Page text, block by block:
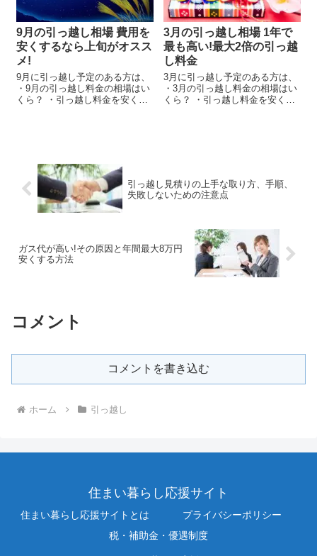
9月の引っ越し相場 費用を
安くするなら上旬がオスス
メ!
9月に引っ越し予定のある方は、
・9月の引っ越し料金の相場はい
くら？ ・引っ越し料金を安くす
3月の引っ越し相場 1年で
最も高い!最大2倍の引っ越
し料金
3月に引っ越し予定のある方は、
・3月の引っ越し料金の相場はい
くら？ ・引っ越し料金を安くす
引っ越し見積りの上手な取り方、手順、
失敗しないための注意点
ガス代が高い!その原因と年間最大8万円
安くする方法
コメント
コメントを書き込む
ホーム 引っ越し
住まい暮らし応援サイト
住まい暮らし応援サイトとは
プライバシーポリシー
税・補助金・優遇制度